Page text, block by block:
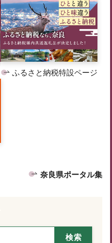
ふるさと納税特設ページ
奈良県ポータル集